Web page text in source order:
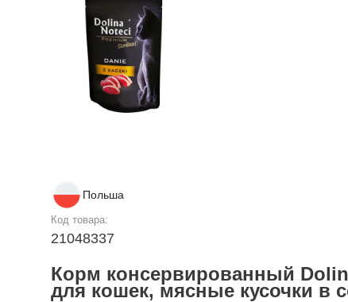
Польша
Код товара:
21048337
Корм консервированный
для кошек, мясные кусочки в